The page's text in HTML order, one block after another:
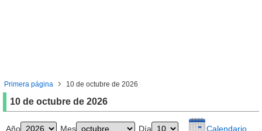
Primera página 10 de octubre de 2026
10 de octubre de 2026
Año Mes Día Calendario